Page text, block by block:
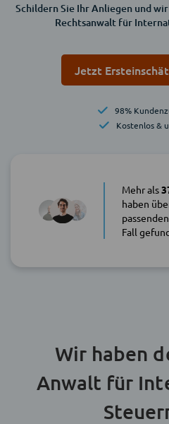
Schildern Sie Ihr Anliegen und
Rechtsanwalt für
Jetzt
98%
Kostenlos &
Mehr als
haben
Fall
Wir haben
Anwalt für